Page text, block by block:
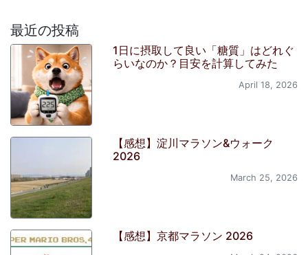
最近の投稿
1日に摂取して良い「糖質」はどれぐ
らいなのか？目安を計算してみた
April 18, 2026
【感想】淀川マラソン&ウォーク
2026
March 25, 2026
【感想】京都マラソン 2026